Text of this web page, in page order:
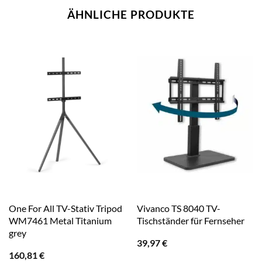
ÄHNLICHE PRODUKTE
One For All TV-Stativ Tripod
WM7461 Metal Titanium
grey
160,81 €
Vivanco TS 8040 TV-
Tischständer für Fernseher
39,97€